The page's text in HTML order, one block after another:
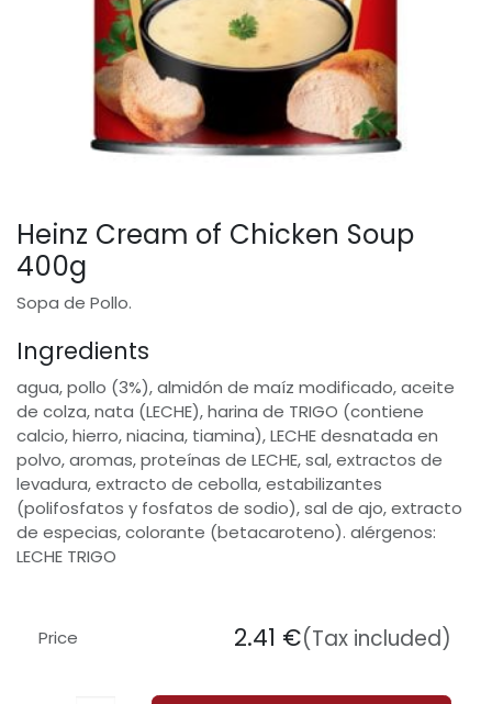
Heinz Cream of Chicken Soup
400g
Sopa de Pollo.
Ingredients
agua, pollo (3%), almidón de maíz modificado, aceite
de colza, nata (LECHE), harina de TRIGO (contiene
calcio, hierro, niacina, tiamina), LECHE desnatada en
polvo, aromas, proteínas de LECHE, sal, extractos de
levadura, extracto de cebolla, estabilizantes
(polifosfatos y fosfatos de sodio), sal de ajo, extracto
de especias, colorante (betacaroteno). alérgenos:
LECHE TRIGO
Price 2.41 €(Tax included)